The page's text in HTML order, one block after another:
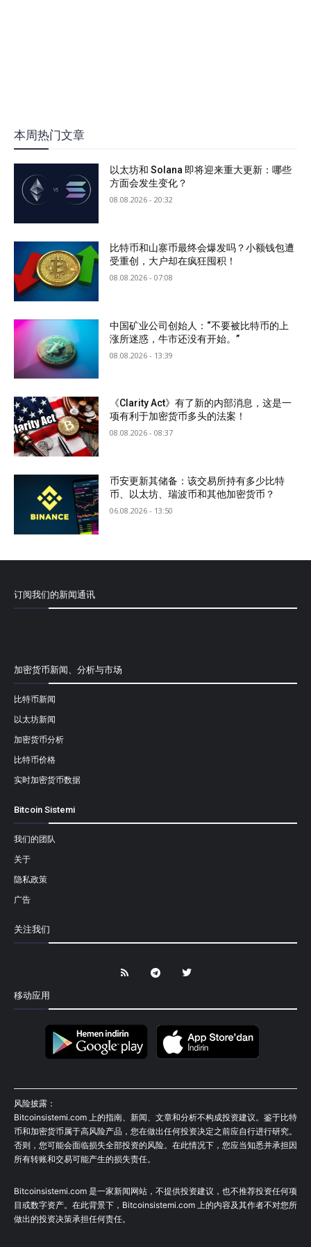
本周热门文章
以太坊和 Solana 即将迎来重大更新：哪些
方面会发生变化？
08.08.2026 - 20:32
比特币和山寨币最终会爆发吗？小额钱包遭
受重创，大户却在疯狂囤积！
08.08.2026 - 07:08
中国矿业公司创始人：“不要被比特币的上
涨所迷惑，牛市还没有开始。”
08.08.2026 - 13:39
《Clarity Act》有了新的内部消息，这是一
项有利于加密货币多头的法案！
08.08.2026 - 08:37
币安更新其储备：该交易所持有多少比特
币、以太坊、瑞波币和其他加密货币？
06.08.2026 - 13:50
订阅我们的新闻通讯
加密货币新闻、分析与市场
比特币新闻
以太坊新闻
加密货币分析
比特币价格
实时加密货币数据
Bitcoin Sistemi
我们的团队
关于
隐私政策
广告
关注我们
移动应用
风险披露：
Bitcoinsistemi.com 上的指南、新闻、文章和分析不构成投资建议。鉴于比特
币和加密货币属于高风险产品，您在做出任何投资决定之前应自行进行研究。
否则，您可能会面临损失全部投资的风险。在此情况下，您应当知悉并承担因
所有转账和交易可能产生的损失责任。
Bitcoinsistemi.com 是一家新闻网站，不提供投资建议，也不推荐投资任何项
目或数字资产。在此背景下，Bitcoinsistemi.com 上的内容及其作者不对您所
做出的投资决策承担任何责任。